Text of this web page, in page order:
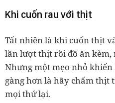
Khi cuốn rau với thịt
Tất nhiên là khi cuốn thịt
lần lượt thịt rồi đồ ăn kèm,
Nhưng một mẹo nhỏ
gàng hơn là hãy chấm thịt
mọi thứ lại.